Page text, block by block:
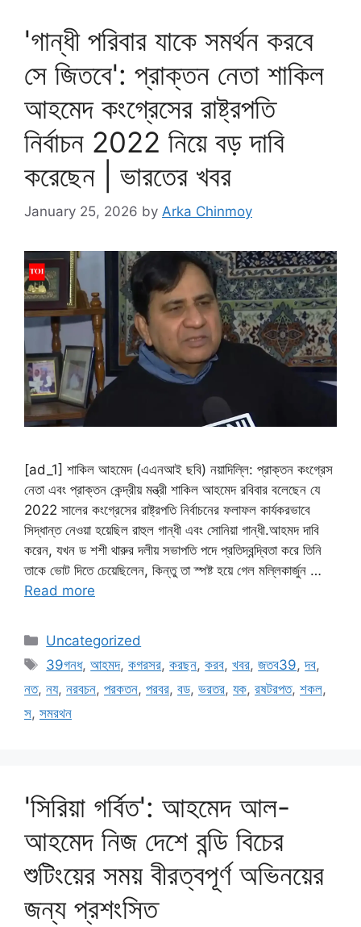
'গান্ধী পরিবার যাকে সমর্থন করবে
সে জিতবে': প্রাক্তন নেতা শাকিল
আহমেদ কংগ্রেসের রাষ্ট্রপতি
নির্বাচন 2022 নিয়ে বড় দাবি
করেছেন | ভারতের খবর
January 25, 2026 by Arka Chinmoy
[ad_1] শাকিল আহমেদ (এএনআই ছবি) নয়াদিল্লি: প্রাক্তন কংগ্রেস
নেতা এবং প্রাক্তন কেন্দ্রীয় মন্ত্রী শাকিল আহমেদ রবিবার বলেছেন যে
2022 সালের কংগ্রেসের রাষ্ট্রপতি নির্বাচনের ফলাফল কার্যকরভাবে
সিদ্ধান্ত নেওয়া হয়েছিল রাহুল গান্ধী এবং সোনিয়া গান্ধী.আহমদ দাবি
করেন, যখন ড শশী থারুর দলীয় সভাপতি পদে প্রতিদ্বন্দ্বিতা করে তিনি
তাকে ভোট দিতে চেয়েছিলেন, কিন্তু তা স্পষ্ট হয়ে গেল মল্লিকার্জুন …
Read more
Categories
Uncategorized
Tags
39গনধ,আহমদ,কগরসর,করছন,করব,খবর,জতব39,দব,
নত, নয, নরবচন, পরকতন, পরবর, বড, ভরতর, যক, রষটরপত, শকল,
স, সমরথন
'সিরিয়া গর্বিত': আহমেদ আল-
আহমেদ নিজ দেশে বন্ডি বিচের
শুটিংয়ের সময় বীরত্বপূর্ণ অভিনয়ের
জন্য প্রশংসিত